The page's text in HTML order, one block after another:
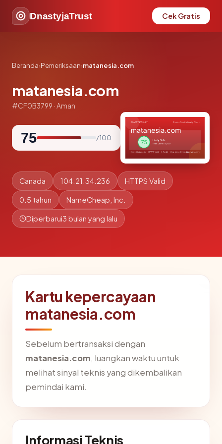
DnastyjaTrust Cek Gratis
Beranda›Pemeriksaan›matanesia.com
matanesia.com
#CF0B3799 · Aman
75 / 100
Canada 104.21.34.236 HTTPS Valid
0.5 tahun NameCheap, Inc.
Diperbarui3 bulan yang lalu
Kartu kepercayaan
matanesia.com
Sebelum bertransaksi dengan
matanesia.com, luangkan waktu untuk
melihat sinyal teknis yang dikembalikan
pemindai kami.
Informasi Teknis